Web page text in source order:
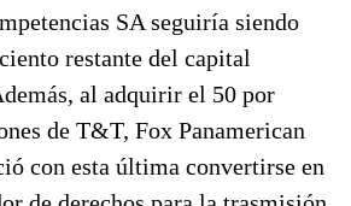
SA seguiría siendo
restante del capital
al adquirir el 50 por
de T&T, Fox Panamerican
con esta última convertirse en